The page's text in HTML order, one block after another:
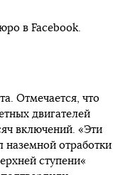
в Facebook.
Отмечается, что
двигателей
включений. «Эти
отработки
ступени«